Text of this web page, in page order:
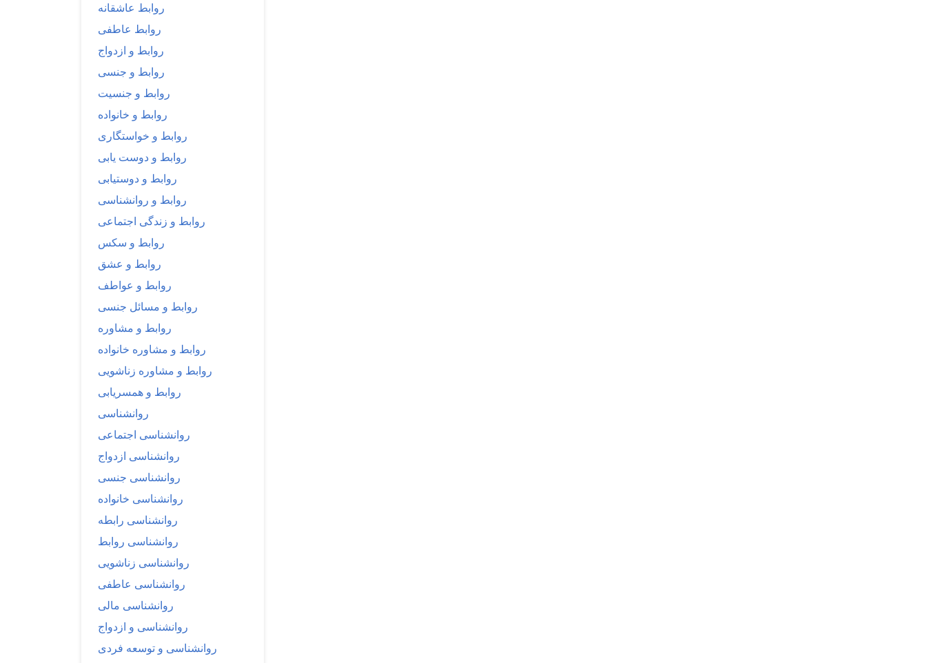
روابط عاشقانه
روابط عاطفی
روابط و ازدواج
روابط و جنسی
روابط و جنسیت
روابط و خانواده
روابط و خواستگاری
روابط و دوست یابی
روابط و دوستیابی
روابط و روانشناسی
روابط و زندگی اجتماعی
روابط و سکس
روابط و عشق
روابط و عواطف
روابط و مسائل جنسی
روابط و مشاوره
روابط و مشاوره خانواده
روابط و مشاوره زناشویی
روابط و همسریابی
روانشناسی
روانشناسی اجتماعی
روانشناسی ازدواج
روانشناسی جنسی
روانشناسی خانواده
روانشناسی رابطه
روانشناسی روابط
روانشناسی زناشویی
روانشناسی عاطفی
روانشناسی مالی
روانشناسی و ازدواج
روانشناسی و توسعه فردی